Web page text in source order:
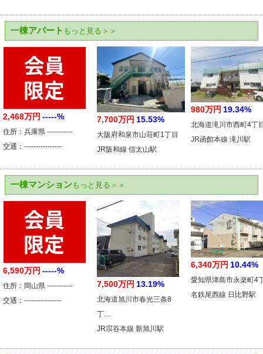
一棟アパート もっと見る＞＞
2,468万円 -----%
住所：兵庫県 -----------
交通：----------------
7,700万円 15.53%
大阪府和泉市山荘町1丁目
JR阪和線 信太山駅
980万円 19.34%
北海道滝川市西町4丁
JR函館本線 滝川駅
一棟マンションもっと見る＞＞
6,590万円 -----%
住所：岡山県 -----------
交通：----------------
7,500万円 13.19%
北海道旭川市春光三条8
丁…
JR宗谷本線 新旭川駅
6,340万円 10.44%
愛知県津島市永楽町4
名鉄尾西線 日比野駅